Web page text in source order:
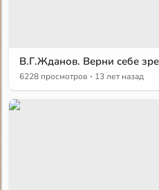
В.Г.Жданов. Верни себе
6228 просмотров · 13 лет назад